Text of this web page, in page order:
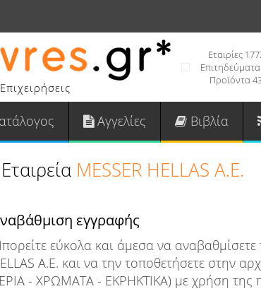
Επιχειρήσεις
Εταιρίες
Προϊόντα
Αγγελίες Βιβλία
Εταιρεία MESSER HELLAS Α.Ε.
εγγραφής
εύκολα και άμεσα να αναβαθμίσετε
Α.Ε. και να την τοποθετήσετε στην
- ΧΡΩΜΑΤΑ - ΕΚΡΗΚΤΙΚΑ) με χρήση της